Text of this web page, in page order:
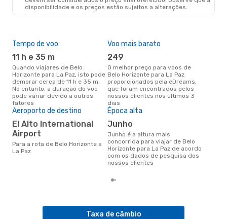
disponibilidade e os preços estão sujeitos a alterações.
Tempo de voo
11 h e 35 m
Quando viajares de Belo
Horizonte para La Paz, isto pode
demorar cerca de 11 h e 35 m.
No entanto, a duração do voo
pode variar devido a outros
fatores
Voo mais barato
249
O melhor preço para voos de
Belo Horizonte para La Paz
proporcionados pela eDreams,
que foram encontrados pelos
nossos clientes nos últimos 3
dias
Aeroporto de destino
El Alto International
Airport
Para a rota de Belo Horizonte a
La Paz
Época alta
junho
junho é a altura mais
concorrida para viajar de Belo
Horizonte para La Paz de acordo
com os dados de pesquisa dos
nossos clientes
Taxa de câmbio